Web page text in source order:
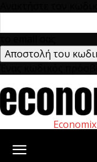
Economix